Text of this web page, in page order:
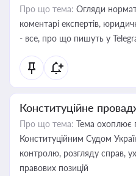
Про що тема: Огляди
коментарі експертів,
- все, про що пишуть у
Конституційне
Про що тема: Тема охоплює
Конституційним Судом
контролю, розгляду справ,
правових позицій